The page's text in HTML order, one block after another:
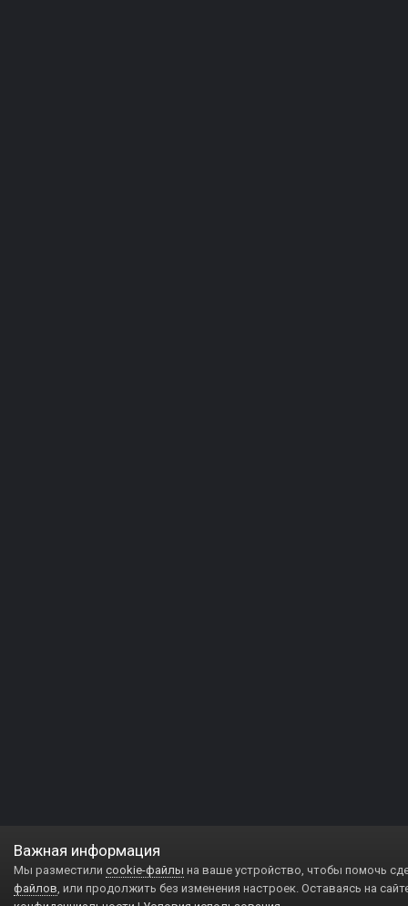
Важная информация
Мы разместили cookie-файлы на ваше устройство, чтобы помочь
файлов, или продолжить без изменения настроек. Оставаясь на